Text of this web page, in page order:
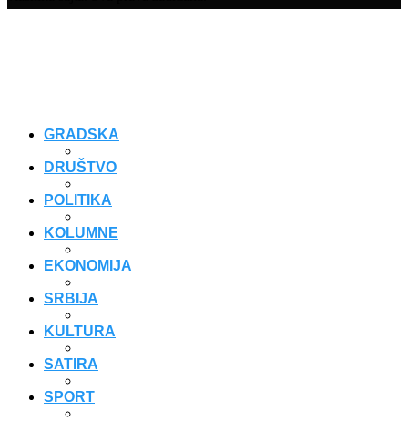
GRADSKA
DRUŠTVO
POLITIKA
KOLUMNE
EKONOMIJA
SRBIJA
KULTURA
SATIRA
SPORT